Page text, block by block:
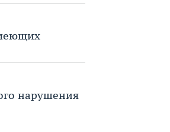
нарушения